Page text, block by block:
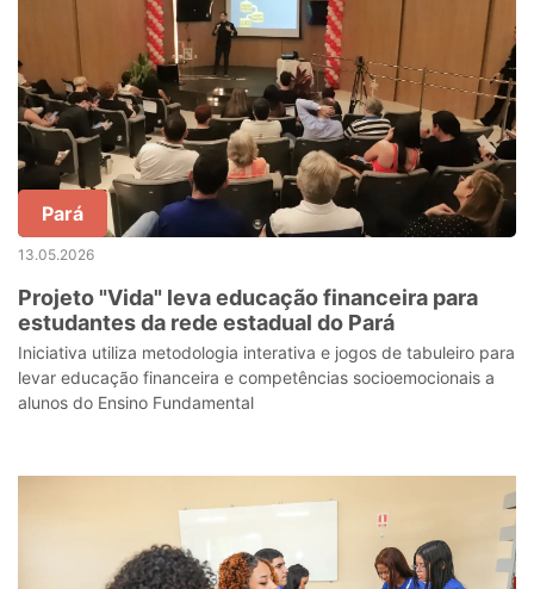
Pará
13.05.2026
Projeto "Vida" leva educação financeira para
estudantes da rede estadual do Pará
Iniciativa utiliza metodologia interativa e jogos de tabuleiro para
levar educação financeira e competências socioemocionais a
alunos do Ensino Fundamental